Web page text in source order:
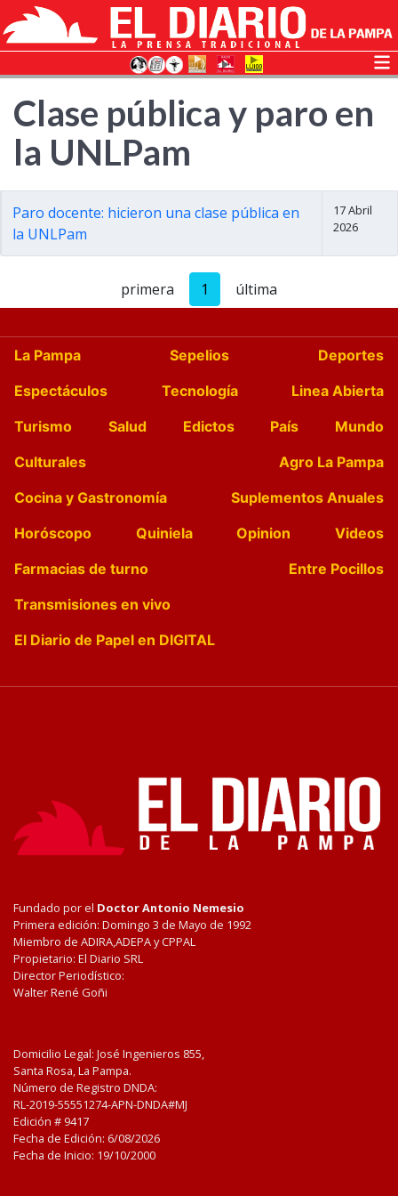
Clase pública y paro en
la UNLPam
Paro docente: hicieron una clase pública en
la UNLPam
17 Abril
2026
primera 1 última
La Pampa Sepelios
Deportes
Espectáculos
Tecnología
Linea Abierta
Turismo
Salud Edictos País
Mundo
Culturales
Agro La Pampa
Cocina y Gastronomía
Suplementos Anuales
Horóscopo
Quiniela Opinion
Videos
Farmacias de turno
Entre Pocillos
Transmisiones en vivo
El Diario de Papel en DIGITAL
Fundado por el Doctor Antonio Nemesio
Primera edición: Domingo 3 de Mayo de 1992
Miembro de ADIRA,ADEPA y CPPAL
Propietario: El Diario SRL
Director Periodístico:
Walter René Goñi
Domicilio Legal: José Ingenieros 855,
Santa Rosa, La Pampa.
Número de Registro DNDA:
RL-2019-55551274-APN-DNDA#MJ
Edición # 9417
Fecha de Edición: 6/08/2026
Fecha de Inicio: 19/10/2000